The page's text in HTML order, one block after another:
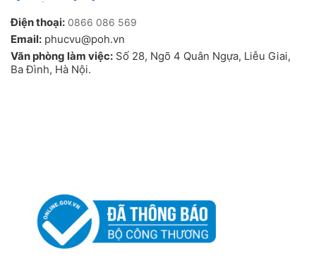
Điện thoại: 0866 086 569
Email: phucvu@poh.vn
Văn phòng làm việc: Số 28, Ngõ 4 Quân Ngựa, Liễu Giai,
Ba Đình, Hà Nội.